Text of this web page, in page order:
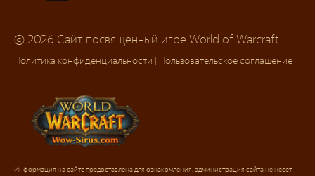
© 2026 Сайт посвященный игре World of Warcraft.
Политика конфиденциальности | Пользовательское соглашение
Информация на сайте предоставлена для ознакомления, администрация сайта не несет